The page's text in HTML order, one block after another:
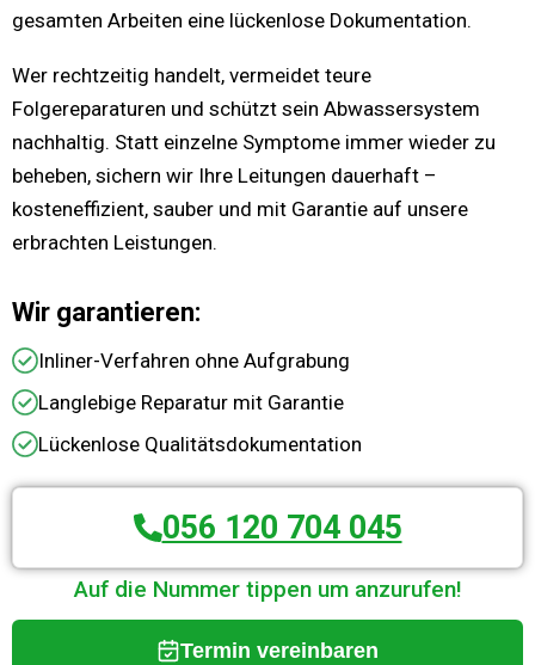
gesamten Arbeiten eine lückenlose Dokumentation.
Wer rechtzeitig handelt, vermeidet teure
Folgereparaturen und schützt sein Abwassersystem
nachhaltig. Statt einzelne Symptome immer wieder zu
beheben, sichern wir Ihre Leitungen dauerhaft –
kosteneffizient, sauber und mit Garantie auf unsere
erbrachten Leistungen.
Wir garantieren:
Inliner-Verfahren ohne Aufgrabung
Langlebige Reparatur mit Garantie
Lückenlose Qualitätsdokumentation
056 120 704 045
Auf die Nummer tippen um anzurufen!
Termin vereinbaren